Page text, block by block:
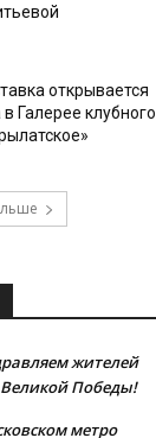
открывается
в Галерее клубного
жителей
Победы!
метро